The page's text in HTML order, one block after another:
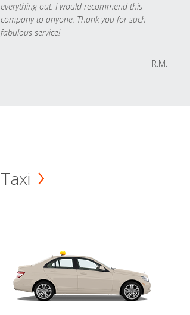
everything out. I would recommend this
company to anyone. Thank you for such
fabulous service!
R.M.
Taxi